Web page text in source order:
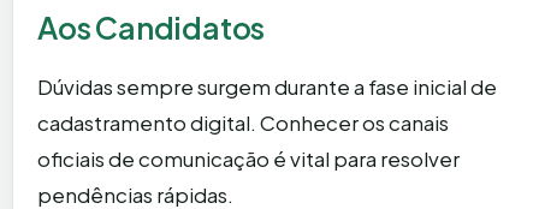
Aos Candidatos
Dúvidas sempre surgem durante a fase inicial de
cadastramento digital. Conhecer os canais
oficiais de comunicação é vital para resolver
pendências rápidas.